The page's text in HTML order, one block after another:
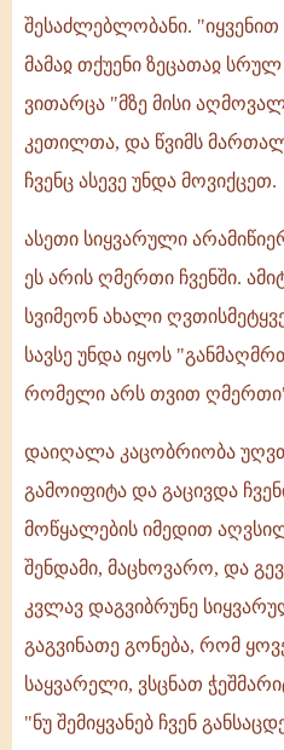
შესაძლებლობანი.
მამაჲ თქუენი ზეცათაჲ
ვითარცა "მზე მისი
კეთილთა, და წვიმს
ჩვენც ასევე უნდა მოვიქცეთ.
ასეთი სიყვარული
ეს არის ღმერთი ჩვენში.
სვიმეონ ახალი
სავსე უნდა იყოს
რომელი არს თვით
დაიღალა კაცობრიობა
გამოიფიტა და გაცივდა
მოწყალების იმედით
შენდამი, მაცხოვარო, და
კვლავ დაგვიბრუნე
გაგვინათე გონება, რომ
საყვარელი, ვსცნათ
"ნუ შემიყვანებ ჩვენ